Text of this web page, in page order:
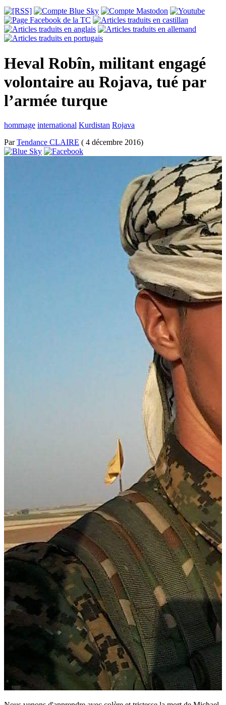
Heval Robîn, militant engagé
volontaire au Rojava, tué par
l’armée turque
hommage international Kurdistan Rojava
ParTendance CLAIRE ( 4 décembre 2016)